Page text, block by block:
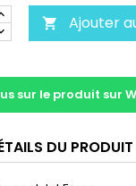
 Ajouter
sur le produit sur
DU PRODUIT